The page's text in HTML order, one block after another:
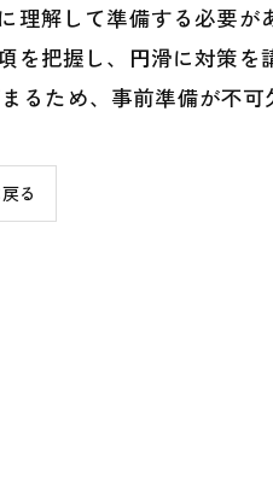
解して準備する必要
把握し、円滑に対策
るため、事前準備が不可
る